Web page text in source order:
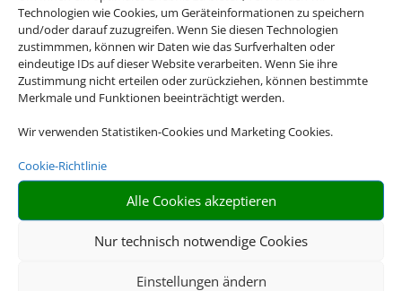
Technologien wie Cookies, um Geräteinformationen zu speichern
und/oder darauf zuzugreifen. Wenn Sie diesen Technologien
zustimmmen, können wir Daten wie das Surfverhalten oder
eindeutige IDs auf dieser Website verarbeiten. Wenn Sie ihre
Zustimmung nicht erteilen oder zurückziehen, können bestimmte
Merkmale und Funktionen beeinträchtigt werden.
Wir verwenden Statistiken-Cookies und Marketing Cookies.
Cookie-Richtlinie
Alle Cookies akzeptieren
Nur technisch notwendige Cookies
Einstellungen ändern
Highlights direkt vor der Tür. Die Anlage ist perfekt
für Familien.